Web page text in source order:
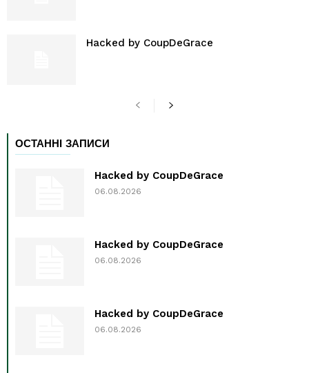
Hacked by CoupDeGrace
ОСТАННІ ЗАПИСИ
Hacked by CoupDeGrace
06.08.2026
Hacked by CoupDeGrace
06.08.2026
Hacked by CoupDeGrace
06.08.2026